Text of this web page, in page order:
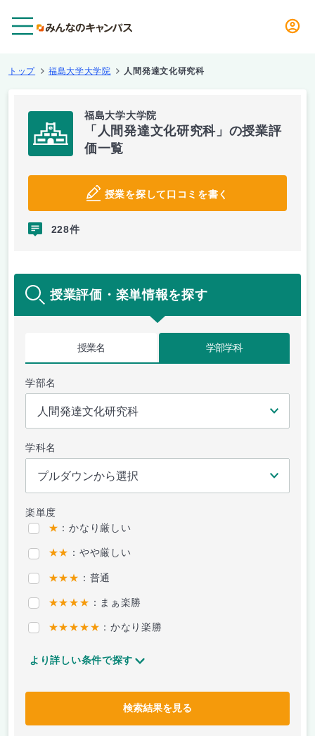
トップ 福島大学大学院 人間発達文化研究科
福島大学大学院
「人間発達文化研究科」の授業評
価一覧
授業を探して口コミを書く
228件
授業評価・楽単情報を探す
授業名 学部学科
学部名
学科名
楽単度
★ ：かなり厳しい
★★ ：やや厳しい
★★★ ：普通
★★★★ ：まぁ楽勝
★★★★★ ：かなり楽勝
より詳しい条件で探す
検索結果を見る